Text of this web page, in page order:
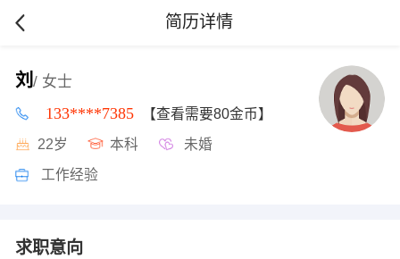
简历详情
刘 / 女士
133****7385 【查看需要80金币】
22岁 本科 未婚
工作经验
求职意向